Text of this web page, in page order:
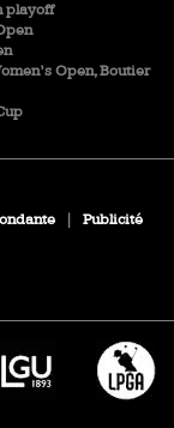
playoff
Open, Boutier
Publicité